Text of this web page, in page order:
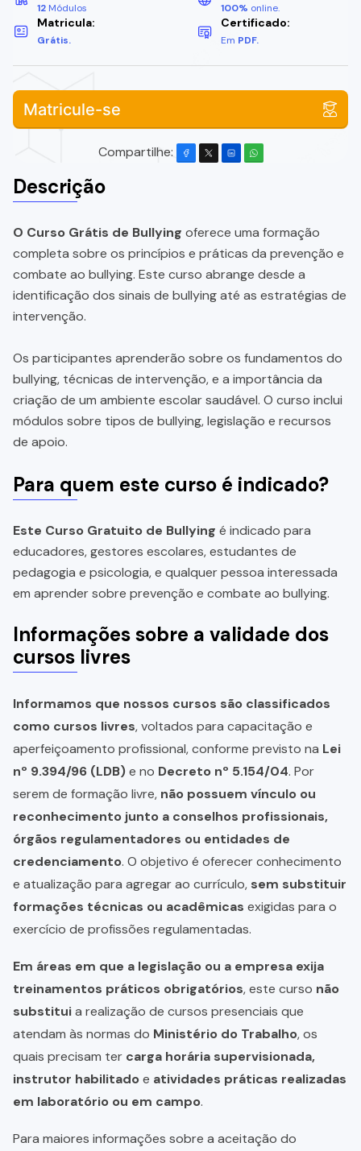
12 Módulos 100% online.
Matricula:
Grátis.
Certificado:
Em PDF.
Matricule-se
Compartilhe:
Descrição
O Curso Grátis de Bullying oferece uma formação
completa sobre os princípios e práticas da prevenção e
combate ao bullying. Este curso abrange desde a
identificação dos sinais de bullying até as estratégias de
intervenção.
Os participantes aprenderão sobre os fundamentos do
bullying, técnicas de intervenção, e a importância da
criação de um ambiente escolar saudável. O curso inclui
módulos sobre tipos de bullying, legislação e recursos
de apoio.
Para quem este curso é indicado?
Este Curso Gratuito de Bullying é indicado para
educadores, gestores escolares, estudantes de
pedagogia e psicologia, e qualquer pessoa interessada
em aprender sobre prevenção e combate ao bullying.
Informações sobre a validade dos
cursos livres
Informamos que nossos cursos são classificados
como cursos livres, voltados para capacitação e
aperfeiçoamento profissional, conforme previsto na Lei
nº 9.394/96 (LDB)e no Decreto nº 5.154/04. Por
serem de formação livre, não possuem vínculo ou
reconhecimento junto a conselhos profissionais,
órgãos regulamentadores ou entidades de
credenciamento. O objetivo é oferecer conhecimento
e atualização para agregar ao currículo, sem substituir
formações técnicas ou acadêmicas exigidas para o
exercício de profissões regulamentadas.
Em áreas em que a legislação ou a empresa exija
treinamentos práticos obrigatórios, este curso não
substituia realização de cursos presenciais que
atendam às normas do Ministério do Trabalho, os
quais precisam ter carga horária supervisionada,
instrutor habilitadoe atividades práticas realizadas
em laboratório ou em campo.
Para maiores informações sobre a aceitação do